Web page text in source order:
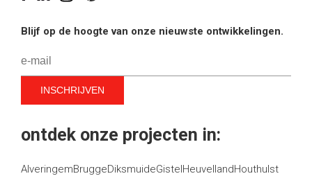
Blijf op de hoogte van onze nieuwste ontwikkelingen.
ontdek onze projecten in:
AlveringemBruggeDiksmuideGistelHeuvellandHouthulst